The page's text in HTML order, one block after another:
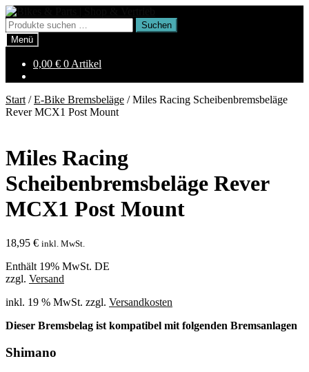
Zur
Navigation
springen
Zum
Inhalt
springen
Suchen
nach:
Suchen
Menü
0,00 € 0 Artikel
Start /E-Bike Bremsbeläge /Miles Racing Scheibenbremsbeläge
Rever MCX1 Post Mount
Miles Racing
Scheibenbremsbeläge Rever
MCX1 Post Mount
18,95 € inkl. MwSt.
Enthält 19% MwSt. DE
zzgl. Versand
inkl. 19 % MwSt. zzgl. Versandkosten
Dieser Bremsbelag ist kompatibel mit folgenden Bremsanlagen
Shimano